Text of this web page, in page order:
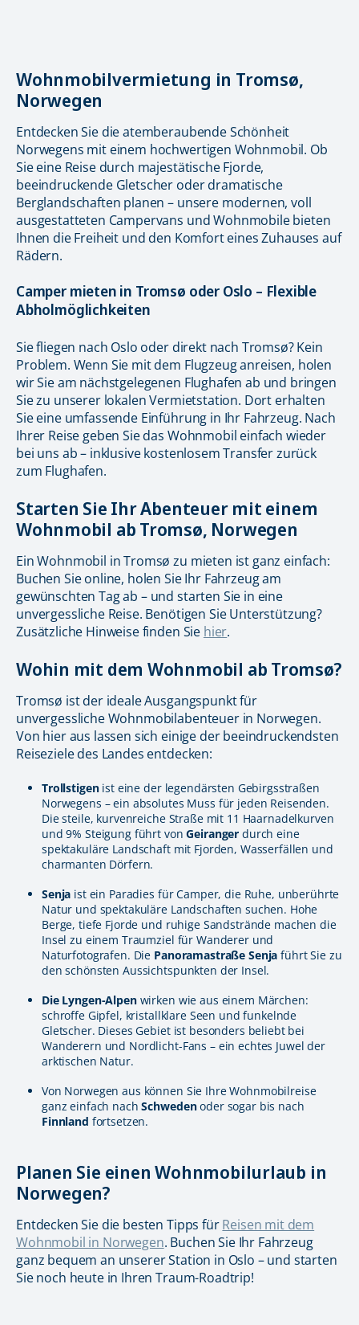
Wohnmobilvermietung in Tromsø,
Norwegen
Entdecken Sie die atemberaubende Schönheit
Norwegens mit einem hochwertigen Wohnmobil. Ob
Sie eine Reise durch majestätische Fjorde,
beeindruckende Gletscher oder dramatische
Berglandschaften planen – unsere modernen, voll
ausgestatteten Campervans und Wohnmobile bieten
Ihnen die Freiheit und den Komfort eines Zuhauses auf
Rädern.
Camper mieten in Tromsø oder Oslo – Flexible
Abholmöglichkeiten
Sie fliegen nach Oslo oder direkt nach Tromsø? Kein
Problem. Wenn Sie mit dem Flugzeug anreisen, holen
wir Sie am nächstgelegenen Flughafen ab und bringen
Sie zu unserer lokalen Vermietstation. Dort erhalten
Sie eine umfassende Einführung in Ihr Fahrzeug. Nach
Ihrer Reise geben Sie das Wohnmobil einfach wieder
bei uns ab – inklusive kostenlosem Transfer zurück
zum Flughafen.
Starten Sie Ihr Abenteuer mit einem
Wohnmobil ab Tromsø, Norwegen
Ein Wohnmobil in Tromsø zu mieten ist ganz einfach:
Buchen Sie online, holen Sie Ihr Fahrzeug am
gewünschten Tag ab – und starten Sie in eine
unvergessliche Reise. Benötigen Sie Unterstützung?
Zusätzliche Hinweise finden Sie hier.
Wohin mit dem Wohnmobil ab Tromsø?
Tromsø ist der ideale Ausgangspunkt für
unvergessliche Wohnmobilabenteuer in Norwegen.
Von hier aus lassen sich einige der beeindruckendsten
Reiseziele des Landes entdecken:
Trollstigenist eine der legendärsten Gebirgsstraßen
Norwegens – ein absolutes Muss für jeden Reisenden.
Die steile, kurvenreiche Straße mit 11 Haarnadelkurven
und 9% Steigung führt vonGeiranger durch eine
spektakuläre Landschaft mit Fjorden, Wasserfällen und
charmanten Dörfern.
Senja ist ein Paradies für Camper, die Ruhe, unberührte
Natur und spektakuläre Landschaften suchen. Hohe
Berge, tiefe Fjorde und ruhige Sandstrände machen die
Insel zu einem Traumziel für Wanderer und
Naturfotografen. Die Panoramastraße Senja führt Sie zu
den schönsten Aussichtspunkten der Insel.
Die Lyngen-Alpenwirken wie aus einem Märchen:
schroffe Gipfel, kristallklare Seen und funkelnde
Gletscher. Dieses Gebiet ist besonders beliebt bei
Wanderern und Nordlicht-Fans – ein echtes Juwel der
arktischen Natur.
Von Norwegen aus können Sie Ihre Wohnmobilreise
ganz einfach nachSchwedenoder sogar bis nach
Finnland fortsetzen.
Planen Sie einen Wohnmobilurlaub in
Norwegen?
Entdecken Sie die besten Tipps fürReisen mit dem
Wohnmobil in Norwegen. Buchen Sie Ihr Fahrzeug
ganz bequem an unserer Station in Oslo – und starten
Sie noch heute in Ihren Traum-Roadtrip!